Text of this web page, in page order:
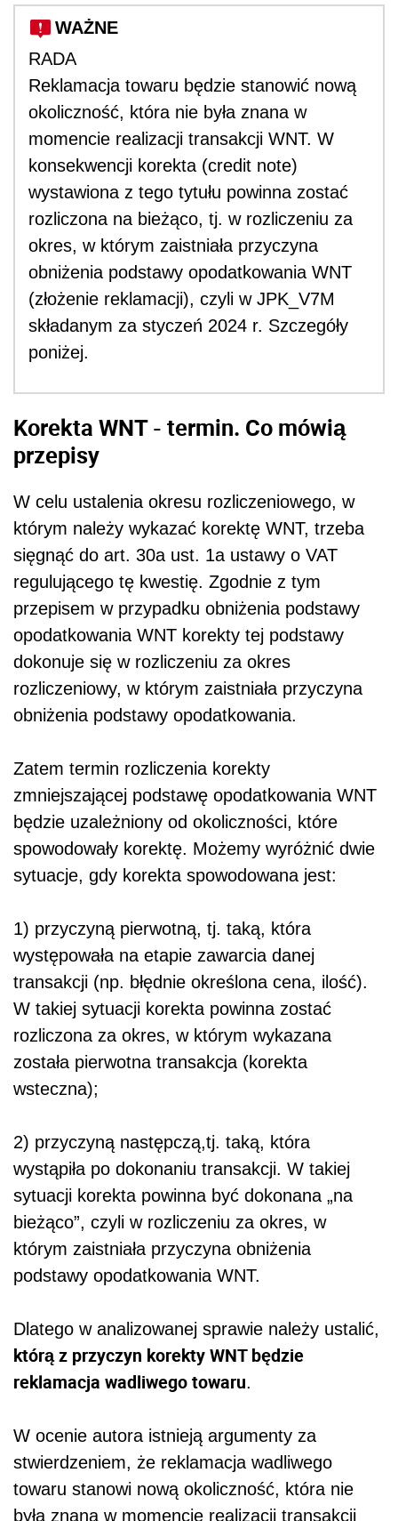
WAŻNE
RADA
Reklamacja towaru będzie stanowić nową
okoliczność, która nie była znana w
momencie realizacji transakcji WNT. W
konsekwencji korekta (credit note)
wystawiona z tego tytułu powinna zostać
rozliczona na bieżąco, tj. w rozliczeniu za
okres, w którym zaistniała przyczyna
obniżenia podstawy opodatkowania WNT
(złożenie reklamacji), czyli w JPK_V7M
składanym za styczeń 2024 r. Szczegóły
poniżej.
Korekta WNT - termin. Co mówią
przepisy
W celu ustalenia okresu rozliczeniowego, w
którym należy wykazać korektę WNT, trzeba
sięgnąć do art. 30a ust. 1a ustawy o VAT
regulującego tę kwestię. Zgodnie z tym
przepisem w przypadku obniżenia podstawy
opodatkowania WNT korekty tej podstawy
dokonuje się w rozliczeniu za okres
rozliczeniowy, w którym zaistniała przyczyna
obniżenia podstawy opodatkowania.
Zatem termin rozliczenia korekty
zmniejszającej podstawę opodatkowania WNT
będzie uzależniony od okoliczności, które
spowodowały korektę. Możemy wyróżnić dwie
sytuacje, gdy korekta spowodowana jest:
1) przyczyną pierwotną, tj. taką, która
występowała na etapie zawarcia danej
transakcji (np. błędnie określona cena, ilość).
W takiej sytuacji korekta powinna zostać
rozliczona za okres, w którym wykazana
została pierwotna transakcja (korekta
wsteczna);
2) przyczyną następczą,tj. taką, która
wystąpiła po dokonaniu transakcji. W takiej
sytuacji korekta powinna być dokonana „na
bieżąco”, czyli w rozliczeniu za okres, w
którym zaistniała przyczyna obniżenia
podstawy opodatkowania WNT.
Dlatego w analizowanej sprawie należy ustalić,
którą z przyczyn korekty WNT będzie
reklamacja wadliwego towaru.
W ocenie autora istnieją argumenty za
stwierdzeniem, że reklamacja wadliwego
towaru stanowi nową okoliczność, która nie
była znana w momencie realizacji transakcji